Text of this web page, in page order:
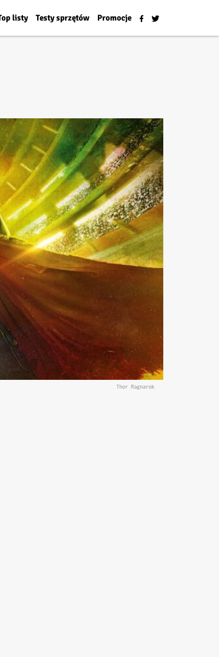
listy Testy sprzętów Promocje
Thor Ragnarok